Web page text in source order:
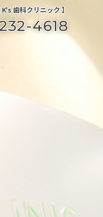
歯科クリニック 】
4618